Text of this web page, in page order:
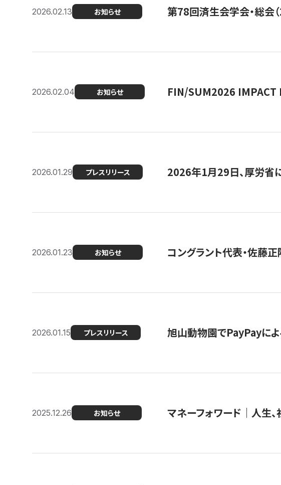
2026.02.13 お知らせ 第78回済生会学会・総会
2026.02.04 お知らせ FIN/SUM2026 IMPACT
2026.01.29 プレスリリース 2026年1月29日、厚労省
2026.01.23 お知らせ コングラント代表・佐藤正
2026.01.15 プレスリリース 旭山動物園でPayPayに
2025.12.26 お知らせ マネーフォワード｜人生